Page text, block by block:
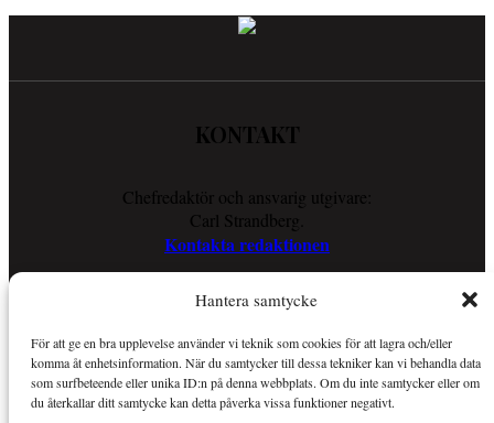
Hantera samtycke
För att ge en bra upplevelse använder vi teknik som cookies för att lagra och/eller
komma åt enhetsinformation. När du samtycker till dessa tekniker kan vi behandla data
som surfbeteende eller unika ID:n på denna webbplats. Om du inte samtycker eller om
du återkallar ditt samtycke kan detta påverka vissa funktioner negativt.
KONTAKT
Chefredaktör och ansvarig utgivare:
Carl Strandberg.
Kontakta redaktionen
COOKIES
Läs vår Cookie Policy för att ta reda på vad vi gör för att förenkla
din läsupplevelse.